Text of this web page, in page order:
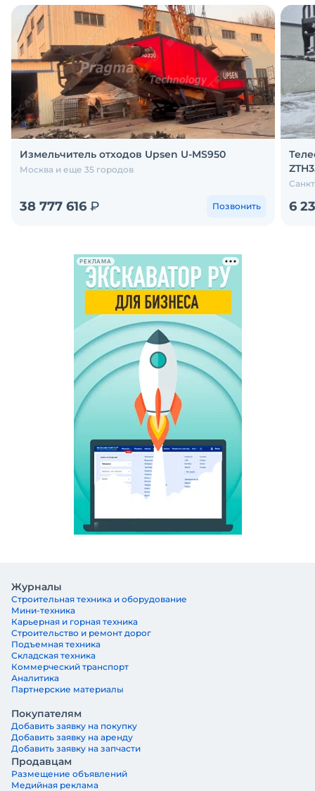
Измельчитель отходов Upsen U-MS950
Москва и еще 35 городов
38 777 616 ₽ Позвонить 6
РЕКЛАМА
Журналы
Строительная техника и оборудование
Мини-техника
Карьерная и горная техника
Строительство и ремонт дорог
Подъемная техника
Складская техника
Коммерческий транспорт
Аналитика
Партнерские материалы
Покупателям
Добавить заявку на покупку
Добавить заявку на аренду
Добавить заявку на запчасти
Продавцам
Размещение объявлений
Медийная реклама